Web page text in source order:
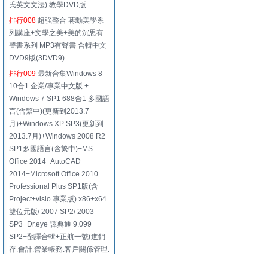
氏英文文法) 教學DVD版
排行008 超強整合 蔣勳美學系
列講座+文學之美+美的沉思有
聲書系列 MP3有聲書 合輯中文
DVD9版(3DVD9)
排行009 最新合集Windows 8
10合1 企業/專業中文版 +
Windows 7 SP1 688合1 多國語
言(含繁中)(更新到2013.7
月)+Windows XP SP3(更新到
2013.7月)+Windows 2008 R2
SP1多國語言(含繁中)+MS
Office 2014+AutoCAD
2014+Microsoft Office 2010
Professional Plus SP1版(含
Project+visio 專業版) x86+x64
雙位元版/ 2007 SP2/ 2003
SP3+Dr.eye 譯典通 9.099
SP2+翻譯合輯+正航一號(進銷
存.會計.營業帳務.客戶關係管理.